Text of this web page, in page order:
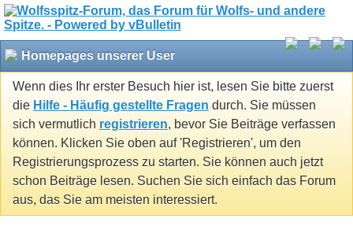
Homepages unserer User
Wenn dies Ihr erster Besuch hier ist, lesen Sie bitte zuerst
die Hilfe - Häufig gestellte Fragen durch. Sie müssen
sich vermutlich registrieren, bevor Sie Beiträge verfassen
können. Klicken Sie oben auf 'Registrieren', um den
Registrierungsprozess zu starten. Sie können auch jetzt
schon Beiträge lesen. Suchen Sie sich einfach das Forum
aus, das Sie am meisten interessiert.